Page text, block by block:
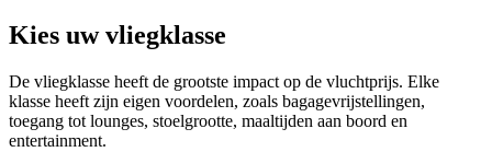
Kies uw vliegklasse
De vliegklasse heeft de grootste impact op de vluchtprijs. Elke
klasse heeft zijn eigen voordelen, zoals bagagevrijstellingen,
toegang tot lounges, stoelgrootte, maaltijden aan boord en
entertainment.